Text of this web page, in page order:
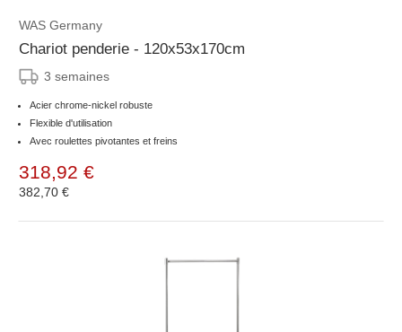
WAS Germany
Chariot penderie - 120x53x170cm
3 semaines
Acier chrome-nickel robuste
Flexible d'utilisation
Avec roulettes pivotantes et freins
318,92 €
382,70 €